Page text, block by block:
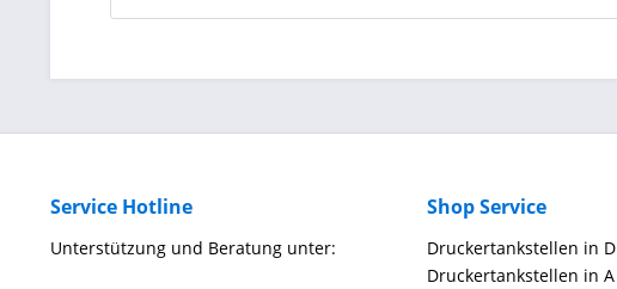
Service Hotline
Unterstützung und Beratung unter:
Shop Service
Druckertankstellen in D
Druckertankstellen in A